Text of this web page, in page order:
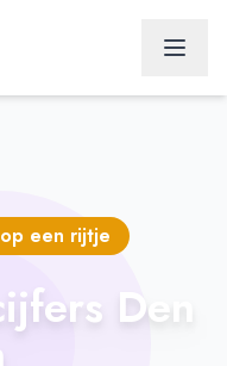
een rijtje
Den